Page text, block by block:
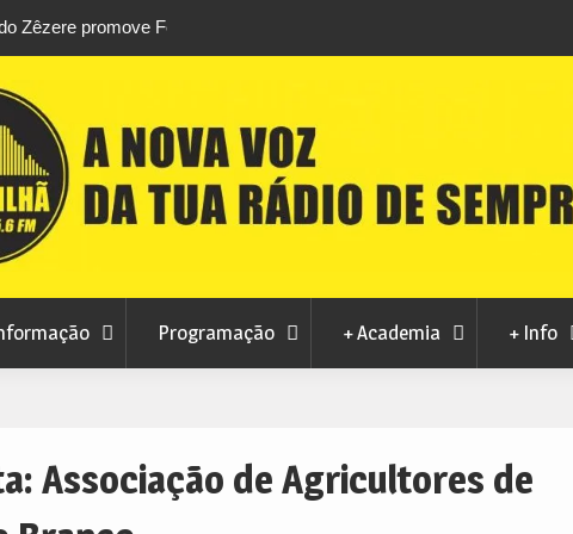
da
levou milhares de visitantes a Penamacor
Programação + Academia + Info
Associação de Agricultores de